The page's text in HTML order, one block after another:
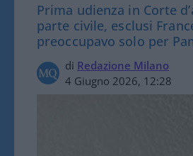
Prima udienza in Corte
parte civile, esclusi
preoccupavo solo per
di Redazione Milano
4 Giugno 2026, 12:28